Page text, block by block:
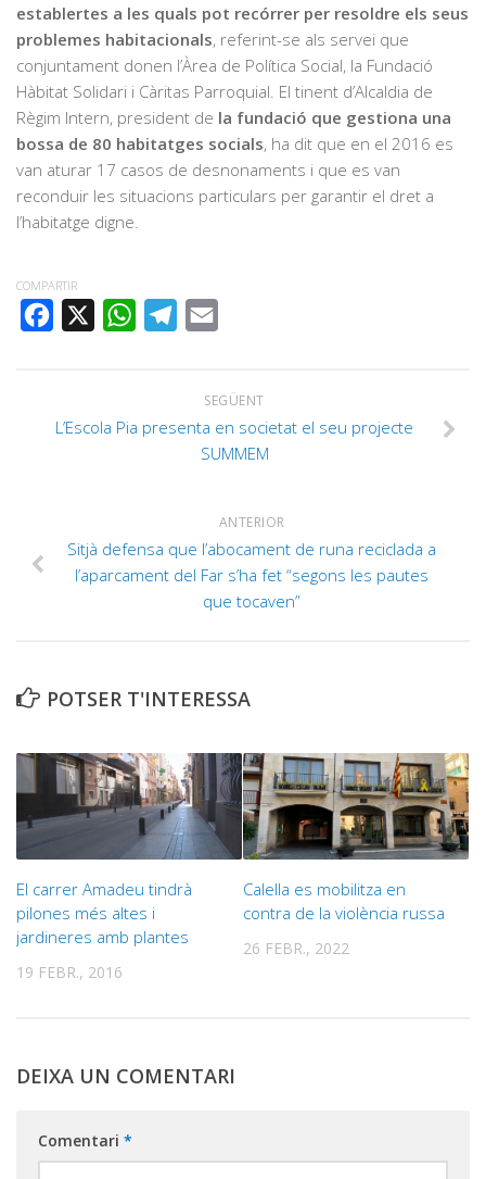
establertes a les quals pot recórrer per resoldre els seus
problemes habitacionals, referint-se als servei que
conjuntament donen l’Àrea de Política Social, la Fundació
Hàbitat Solidari i Càritas Parroquial. El tinent d’Alcaldia de
Règim Intern, president de la fundació que gestiona una
bossa de 80 habitatges socials, ha dit que en el 2016 es
van aturar 17 casos de desnonaments i que es van
reconduir les situacions particulars per garantir el dret a
l’habitatge digne.
COMPARTIR
FACEBOOK
WHATSAPPTELEGRAM
SEGÜENT
L’Escola Pia presenta en societat el seu projecte
SUMMEM
ANTERIOR
Sitjà defensa que l’abocament de runa reciclada a
l’aparcament del Far s’ha fet “segons les pautes
que tocaven”
POTSER T'INTERESSA
El carrer Amadeu tindrà
pilones més altes i
jardineres amb plantes
19 FEBR., 2016
Calella es mobilitza en
contra de la violència russa
26 FEBR., 2022
DEIXA UN COMENTARI
Comentari *